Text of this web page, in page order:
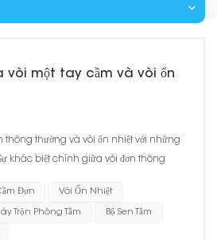
vòi một tay cầm và vòi ổn
thông thường và vòi ổn nhiệt với những
khác biệt chính giữa vòi đơn thông
qua điều chỉnh thủ công nhiệt độ nước
soát nhiệt độ,...
Đơn Vòi Ổn Nhiệt
Trộn Phòng Tắm Bộ Sen Tắm